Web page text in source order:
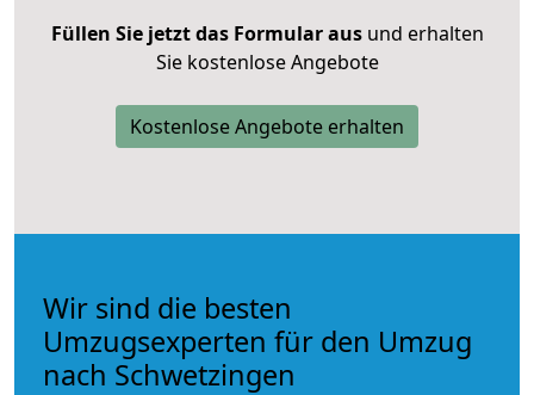
Füllen Sie jetzt das Formular ausund erhalten
Sie kostenlose Angebote
Kostenlose Angebote erhalten
Wir sind die besten
Umzugsexperten für den Umzug
nach Schwetzingen